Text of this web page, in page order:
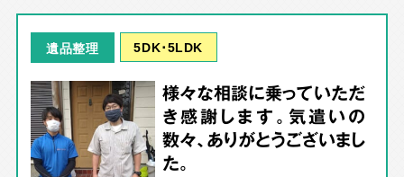
遺品整理 5DK･5LDK
様々な相談に乗っていただ
き感謝します。気遣いの
数々、ありがとうございまし
た。